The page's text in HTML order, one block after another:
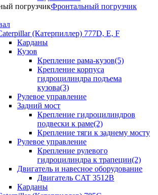
Фронтальный погрузчик
(Катерпиллер) 777D, E, F
Карданы
Кузов
Крепление рама-кузов(5)
Крепление корпуса
гидроцилиндра подъема
кузова(3)
Рулевое управление
Задний мост
Крепление гидроцилиндров
подвески к раме(2)
Крепление тяги к заднему мосту
Рулевое управление
Крепление рулевого
гидроцилиндра к трапеции(2)
Двигатель и навесное оборудование
Двигатель CAT 3512B
Карданы